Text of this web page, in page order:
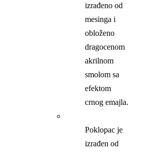
izrađeno od
mesinga i
obloženo
dragocenom
akrilnom
smolom sa
efektom
crnog emajla.
Poklopac je
izrađen od